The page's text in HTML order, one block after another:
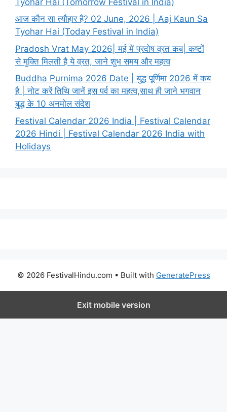
आज कौन सा त्यौहार है? 02 June, 2026 | Aaj Kaun Sa
Tyohar Hai (Today Festival in India)
Pradosh Vrat May 2026| मई में प्रदोष व्रत कब| कष्टों
से मुक्ति मिलती है ये व्रत, जाने शुभ समय और महत्व
Buddha Purnima 2026 Date | बुद्ध पूर्णिमा 2026 में कब
है | नोट करें तिथि जानें इस पर्व का महत्व,साथ ही जाने भगवान
बुद्ध के 10 अनमोल संदेश
Festival Calendar 2026 India | Festival Calendar
2026 Hindi | Festival Calendar 2026 India with
Holidays
© 2026 FestivalHindu.com • Built with GeneratePress
Exit mobile version